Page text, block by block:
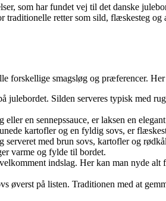
som har fundet vej til det danske
retter som sild, flæskesteg
forskellige smagsløg og præferencer.
Silden serveres typisk med
en sennepssauce, er laksen en
kartofler og en fyldig sovs, er
med brun sovs, kartofler og
varme og fylde til bordet.
indslag. Her kan man nyde
øverst på listen. Traditionen med at